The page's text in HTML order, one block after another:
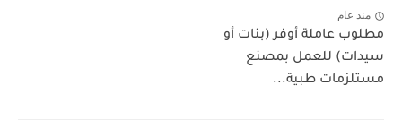
منذ عام
مطلوب عاملة أوفر (بنات أو
سيدات) للعمل بمصنع
مستلزمات طبية...